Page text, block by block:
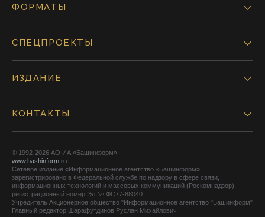
ФОРМАТЫ
СПЕЦПРОЕКТЫ
ИЗДАНИЕ
КОНТАКТЫ
© 1992-2026 АО ИА «Башинформ».
www.bashinform.ru
Сетевое издание «Информационное агентство «Башинформ»
зарегистрировано в Федеральной службе по надзору в сфере связи,
информационных технологий и массовых коммуникаций (Роскомнадзор),
регистрационный номер Эл № ФС77-88040
Учредитель Акционерное общество "Информационное агентство "Башинформ"
Главный редактор Шарафутдинов Руслан Михайлович